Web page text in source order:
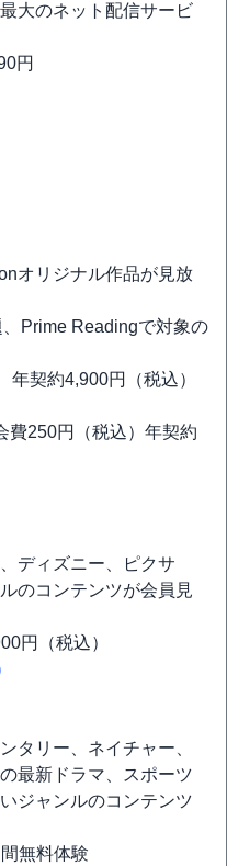
大のネット配信サービ
円
オリジナル作品が見放
Prime Readingで対象の
年契約4,900円（税込）
費250円（税込）年契約
ディズニー、ピクサ
のコンテンツが会員見
円（税込）
タリー、ネイチャー、
最新ドラマ、スポーツ
ジャンルのコンテンツ
無料体験